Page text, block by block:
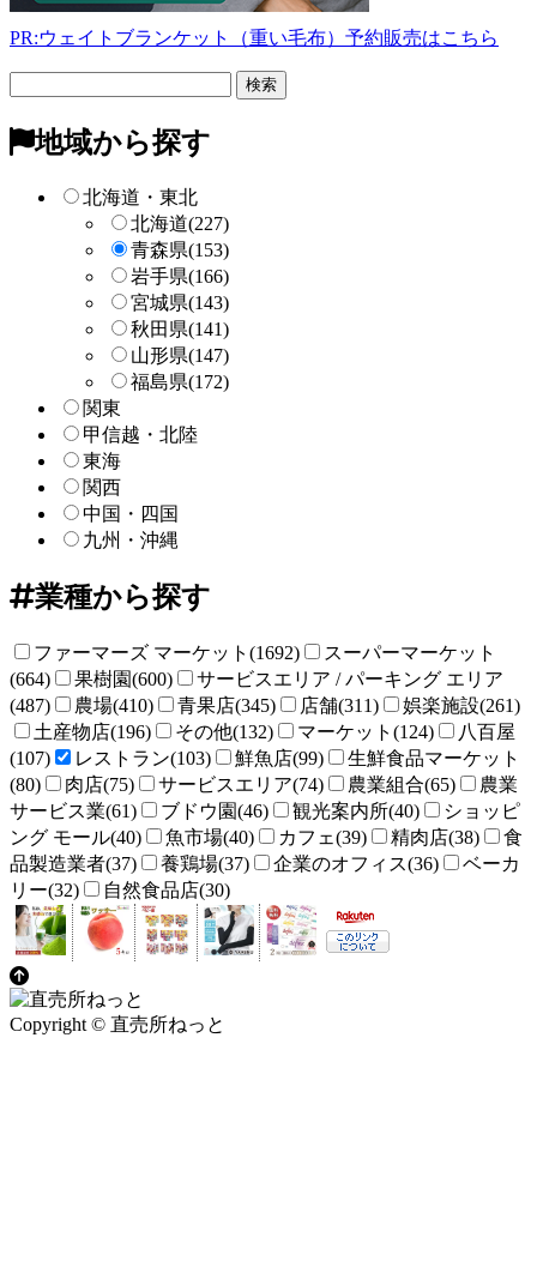
PR:ウェイトブランケット（重い毛布）予約販売はこちら
ー
検
地域から探す
北海道・東北
北海道(227)
青森県(153)
岩手県(166)
宮城県(143)
秋田県(141)
山形県(147)
福島県(172)
関東
甲信越・北陸
東海
関西
中国・四国
九州・沖縄
業種から探す
ファーマーズ マーケット(1692)
スーパーマーケット
(664)
果樹園(600)
サービスエリア / パーキング エリア
(487)
農場(410) 青果店(345) 店舗(311)
娯楽施設(261)
土産物店(196)
その他(132) マーケット(124)
八百屋
(107)
レストラン(103) 鮮魚店(99)
生鮮食品マーケット
(80)
肉店(75) サービスエリア(74) 農業組合(65)
農業
サービス業(61)
ブドウ園(46) 観光案内所(40)
ショッピ
ング モール(40)
魚市場(40) カフェ(39) 精肉店(38)
食
品製造業者(37)
養鶏場(37) 企業のオフィス(36)
ベーカ
リー(32)
自然食品店(30)
Copyright © 直売所ねっと